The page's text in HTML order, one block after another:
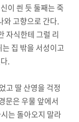
이 씐 듯 둘째는 죽
와 고향으로 간다.
자식한테 그럴 리
집 밖을 서성이고
.
고 딸 산영을 걱정
문은 우물 앞에서
는 돌아오지 말라